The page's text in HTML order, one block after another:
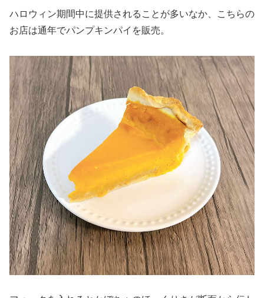
ハロウィン期間中に提供されることが多いなか、こちらの
お店は通年でパンプキンパイを販売。